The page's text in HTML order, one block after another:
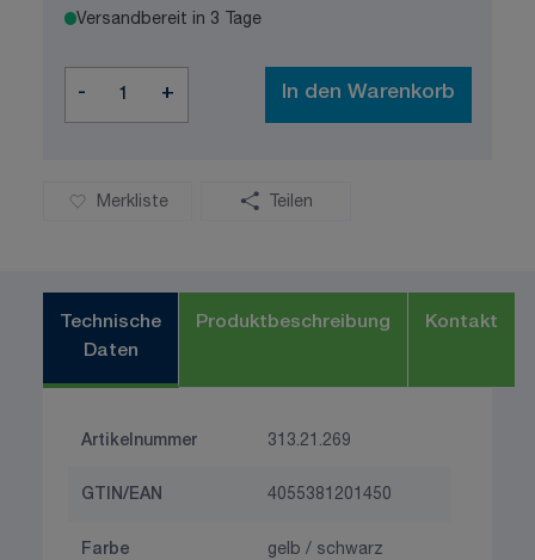
Versandbereit in 3 Tage
- + In den Warenkorb
Merkliste Teilen
Technische
Daten
Produktbeschreibung Kontakt
Artikelnummer 313.21.269
GTIN/EAN 4055381201450
Farbe gelb / schwarz